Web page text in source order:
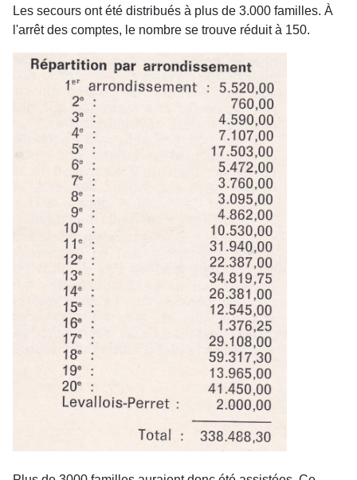
Les secours ont été distribués à plus de 3.000 familles. À
l'arrêt des comptes, le nombre se trouve réduit à 150.